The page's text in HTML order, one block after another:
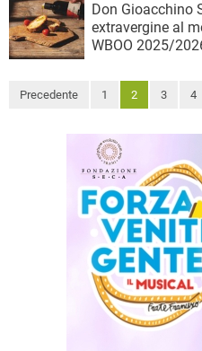
Don Gioacchino
extravergine al
WBOO 2025/
Precedente 1 2 3 4